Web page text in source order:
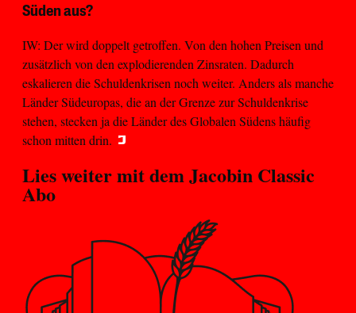
Süden aus?
IW: Der wird doppelt getroffen. Von den hohen Preisen und
zusätzlich von den explodierenden Zinsraten. Dadurch
eskalieren die Schuldenkrisen noch weiter. Anders als manche
Länder Südeuropas, die an der Grenze zur Schuldenkrise
stehen, stecken ja die Länder des Globalen Südens häufig
schon mitten drin.
Lies weiter mit demJacobin Classic
Abo